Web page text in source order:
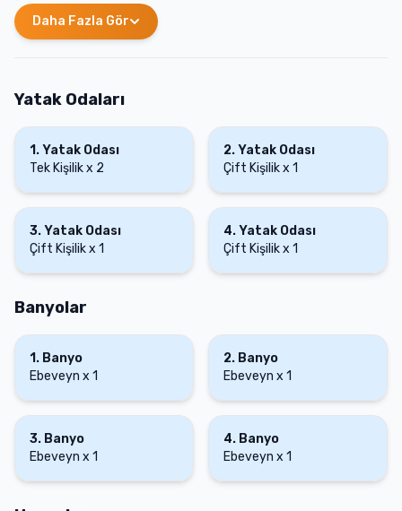
Daha Fazla Gör
Yatak Odaları
1 .Yatak Odası
Tek Kişilikx 2
2.Yatak Odası
Çift Kişilikx 1
3.Yatak Odası
Çift Kişilikx 1
4.Yatak Odası
Çift Kişilikx 1
Banyolar
1 . Banyo
Ebeveyn x 1
2. Banyo
Ebeveyn x 1
3. Banyo
Ebeveyn x 1
4. Banyo
Ebeveyn x 1